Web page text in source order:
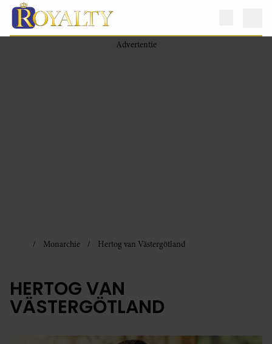
Monarchie Hertog van Västergötland
HERTOG VAN
VÄSTERGÖTLAND